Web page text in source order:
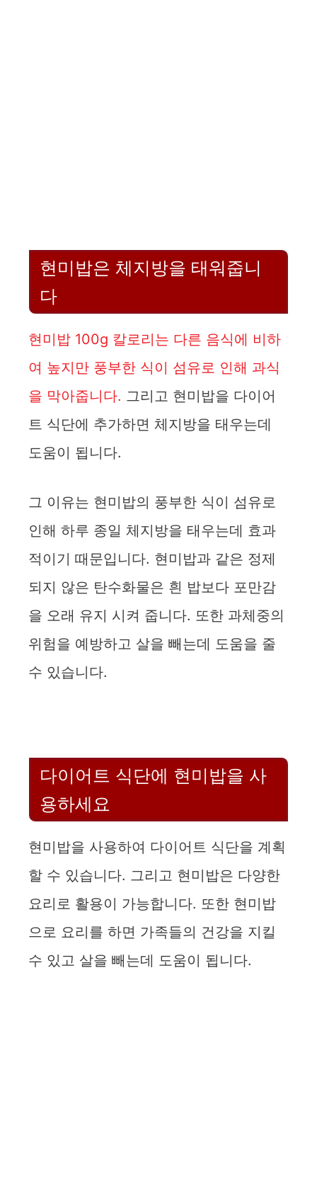
현미밥은 체지방을 태워줍니
다
현미밥 100g 칼로리는 다른 음식에 비하
여 높지만 풍부한 식이 섬유로 인해 과식
을 막아줍니다. 그리고 현미밥을 다이어
트 식단에 추가하면 체지방을 태우는데
도움이 됩니다.
그 이유는 현미밥의 풍부한 식이 섬유로
인해 하루 종일 체지방을 태우는데 효과
적이기 때문입니다. 현미밥과 같은 정제
되지 않은 탄수화물은 흰 밥보다 포만감
을 오래 유지 시켜 줍니다. 또한 과체중의
위험을 예방하고 살을 빼는데 도움을 줄
수 있습니다.
다이어트 식단에 현미밥을 사
용하세요
현미밥을 사용하여 다이어트 식단을 계획
할 수 있습니다. 그리고 현미밥은 다양한
요리로 활용이 가능합니다. 또한 현미밥
으로 요리를 하면 가족들의 건강을 지킬
수 있고 살을 빼는데 도움이 됩니다.